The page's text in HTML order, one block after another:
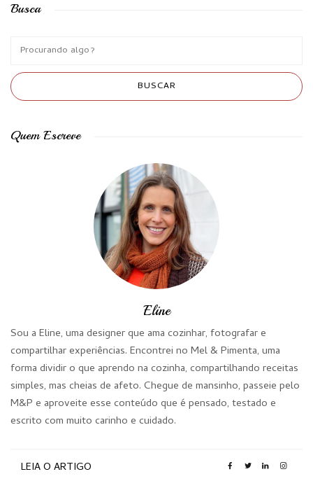
Busca
Quem Escreve
Eline
Sou a Eline, uma designer que ama cozinhar, fotografar e
compartilhar experiências. Encontrei no Mel & Pimenta, uma
forma dividir o que aprendo na cozinha, compartilhando receitas
simples, mas cheias de afeto. Chegue de mansinho, passeie pelo
M&P e aproveite esse conteúdo que é pensado, testado e
escrito com muito carinho e cuidado.
LEIA O ARTIGO